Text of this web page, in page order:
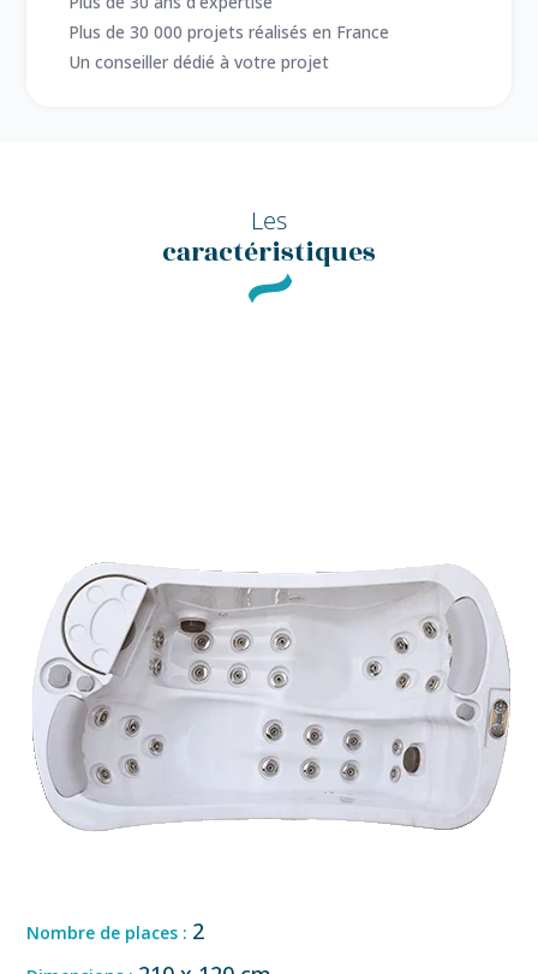
Plus de 30 000 projets réalisés en France
Un conseiller dédié à votre projet
Les
caractéristiques
Nombre de places : 2